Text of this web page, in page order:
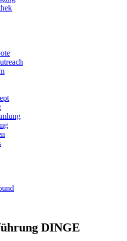
DINGE